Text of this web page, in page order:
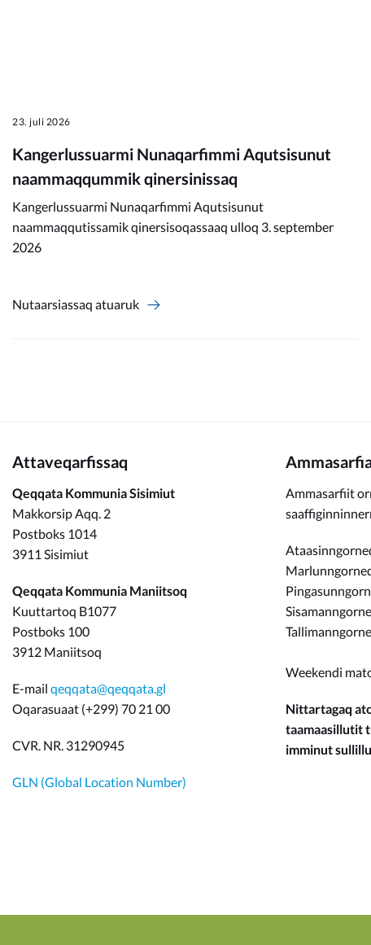
23. juli 2026
Kangerlussuarmi Nunaqarfimmi Aqutsisunut
naammaqqummik qinersinissaq
Kangerlussuarmi Nunaqarfimmi Aqutsisunut
naammaqqutissamik qinersisoqassaaq ulloq 3. september
2026
Nutaarsiassaq atuaruk
Attaveqarfissaq
Qeqqata Kommunia Sisimiut
Makkorsip Aqq. 2
Postboks 1014
3911 Sisimiut
Qeqqata Kommunia Maniitsoq
Kuuttartoq B1077
Postboks 100
3912 Maniitsoq
E-mail qeqqata@qeqqata.gl
Oqarasuaat (+299) 70 21 00
CVR. NR. 31290945
GLN (Global Location Number)
Ammasarfiit
Weekendi
Nittartagaq
taamaasillutit
imminut